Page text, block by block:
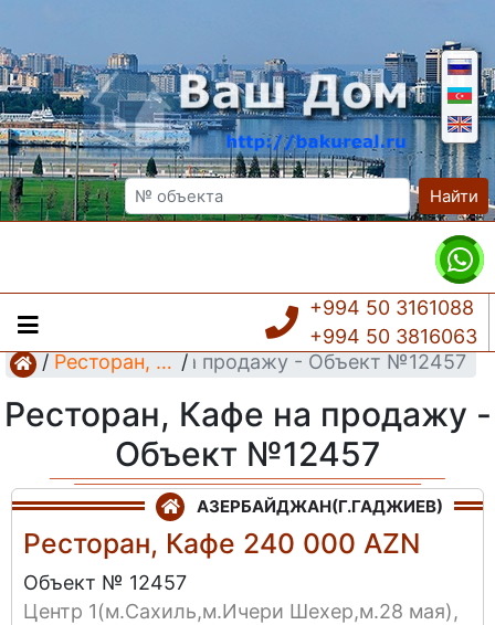
Найти
+994 50 3161088
+994 50 3816063
/
Ресторан, Кафе /
Ресторан, Кафе на продажу - Объект №12457
Ресторан, Кафе на продажу -
Объект №12457
АЗЕРБАЙДЖАН(Г.ГАДЖИЕВ)
Ресторан, Кафе 240 000 AZN
Объект № 12457
Центр 1(м.Сахиль,м.Ичери Шехер,м.28 мая),